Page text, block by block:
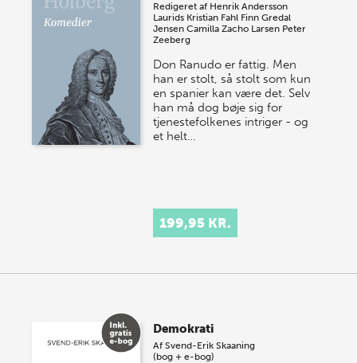
Redigeret af Henrik Andersson
Laurids Kristian Fahl Finn Gredal
Jensen Camilla Zacho Larsen Peter
Zeeberg
Don Ranudo er fattig. Men
han er stolt, så stolt som kun
en spanier kan være det. Selv
han må dog bøje sig for
tjenestefolkenes intriger - og
et helt…
199,95 KR.
Demokrati
AfSvend-Erik Skaaning
(bog + e-bog)